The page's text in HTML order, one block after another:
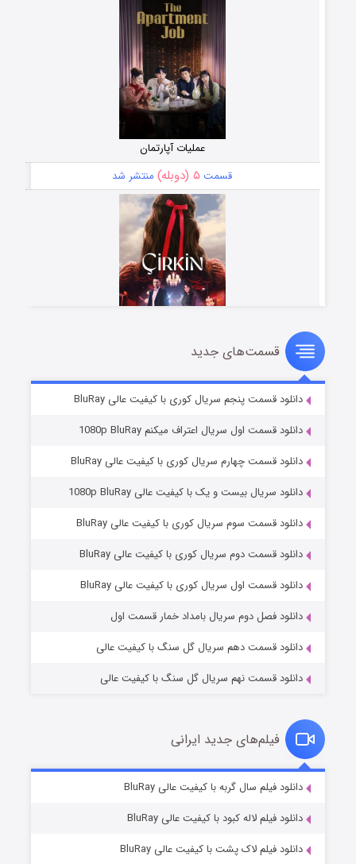
عملیات آپارتمان
قسمت ۵ (دوبله) منتشر شد
سریال زشت
قسمت۲ (زیرنویس) منتشر شد
مردگان متحرک: شهر مرده ۳
قسمت۲ (زیرنویس) منتشر شد
قسمت۷ (زیرنویس) منتشر شد
قسمت‌های جدید
دانلود قسمت پنجم سریال کوری با کیفیت عالی BluRay
دانلود قسمت اول سریال اعتراف میکنم 1080p BluRay
دانلود قسمت چهارم سریال کوری با کیفیت عالی BluRay
دانلود سریال بیست و یک با کیفیت عالی 1080p BluRay
دانلود قسمت سوم سریال کوری با کیفیت عالی BluRay
دانلود قسمت دوم سریال کوری با کیفیت عالی BluRay
دانلود قسمت اول سریال کوری با کیفیت عالی BluRay
دانلود فصل دوم سریال بامداد خمار قسمت اول
دانلود قسمت دهم سریال گل سنگ با کیفیت عالی
دانلود قسمت نهم سریال گل سنگ با کیفیت عالی
فیلم‌های جدید ایرانی
دانلود فیلم سال گربه با کیفیت عالی BluRay
دانلود فیلم لاله کبود با کیفیت عالی BluRay
دانلود فیلم لاک پشت با کیفیت عالی BluRay